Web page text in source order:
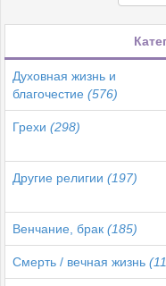
Духовная жизнь и
благочестие (576)
Грехи (298)
Другие религии (197)
Венчание, брак (185)
Смерть / вечная жизнь